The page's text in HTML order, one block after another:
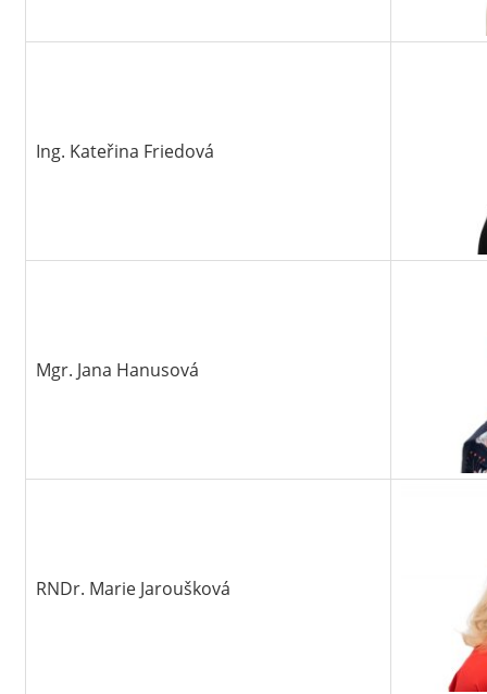
Ing. Kateřina Friedová
Mgr. Jana Hanusová
RNDr. Marie Jaroušková